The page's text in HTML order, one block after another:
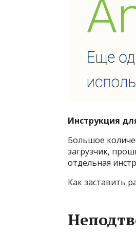
Инструкция
Большое
загрузчик,
отдельная
Как заставить